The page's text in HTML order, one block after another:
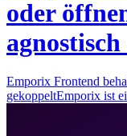
oder
Emporix Frontend
gekoppeltEmporix ist